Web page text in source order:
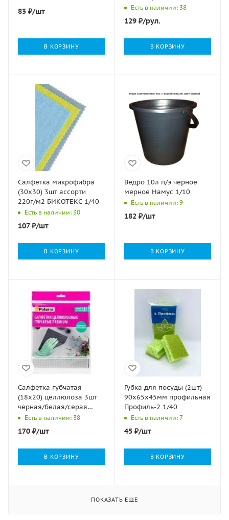
83 ₽/шт
В КОРЗИНУ
НАДЕЖНЫЕ
Ромашка(10шт) 1/24
Есть в наличии: 38
129₽/рул.
В КОРЗИНУ
Салфетка микрофибра
(30х30) 3шт ассорти
220г/м2 БИКОТЕКС 1/40
Есть в наличии: 30
107₽/шт
В КОРЗИНУ
Ведро 10л п/э черное
мерное Намус 1/10
Есть в наличии: 9
182₽/шт
В КОРЗИНУ
Салфетка губчатая
(18х20) целлюлоза 3шт
черная/белая/серая
Paterra 1/24
Есть в наличии: 38
170 ₽/шт
В КОРЗИНУ
Губка для посуды (2шт)
90х65х45мм профильная
Профиль-2 1/40
Есть в наличии: 7
45₽/шт
В КОРЗИНУ
ПОКАЗАТЬ ЕЩЕ